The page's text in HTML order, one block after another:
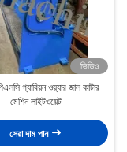
ভিডিও
গ্যাবিয়ন ওয়্যার জাল কাটার
মেশিন লাইটওয়েট
সেরা দাম পান